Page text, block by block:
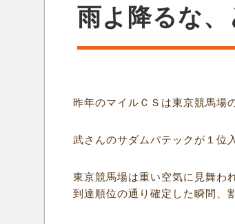
雨よ降るな
昨年のマイルＣＳは東京競馬場
武さんのサダムパテックが１位
東京競馬場は重い空気に見舞わ
到達順位の通り確定した瞬間、